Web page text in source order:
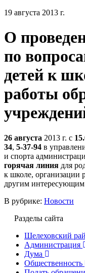
19 августа 2013 г.
О
по
детей к
работы
26 августа 2013 г. с
34, 5-37-94 в
и спорта
горячая линия для
к школе, организации
другим интересующим
В рубрике: Новости
Разделы сайта
Шелеховский
Администрация
Дума
Общественность